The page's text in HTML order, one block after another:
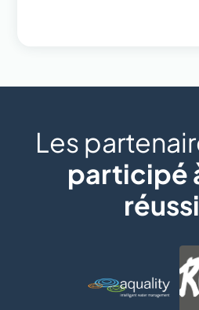
Les
participé